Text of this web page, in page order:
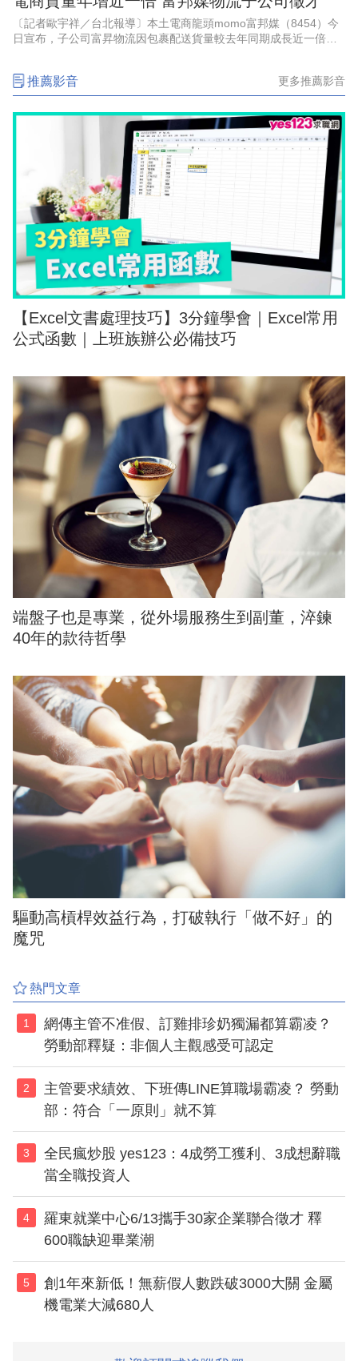
〔記者歐宇祥／台北報導〕本土電商龍頭momo富邦媒（8454）今
日宣布，子公司富昇物流因包裹配送貨量較去年同期成長近一倍，
推薦影音 更多推薦影音
【Excel文書處理技巧】3分鐘學會｜Excel常用
公式函數｜上班族辦公必備技巧
端盤子也是專業，從外場服務生到副董，淬鍊
40年的款待哲學
驅動高槓桿效益行為，打破執行「做不好」的
魔咒
熱門文章
1
網傳主管不准假、訂雞排珍奶獨漏都算霸凌？
勞動部釋疑：非個人主觀感受可認定
2
主管要求績效、下班傳LINE算職場霸凌？ 勞動
部：符合「一原則」就不算
3
全民瘋炒股 yes123：4成勞工獲利、3成想辭職
當全職投資人
4
羅東就業中心6/13攜手30家企業聯合徵才 釋
600職缺迎畢業潮
5
創1年來新低！無薪假人數跌破3000大關 金屬
機電業大減680人